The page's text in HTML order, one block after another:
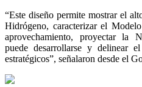
“Este diseño permite mostrar el
Hidrógeno, caracterizar el
aprovechamiento, proyectar la
puede desarrollarse y delinear
estratégicos”, señalaron desde el